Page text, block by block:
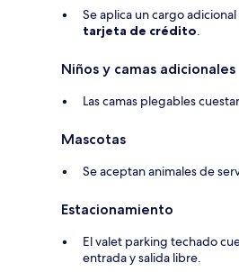
Se aplica un cargo
tarjeta de crédito.
Niños y camas adicionales
Las camas plegables
Mascotas
Se aceptan animales de
Estacionamiento
El valet parking techado
entrada y salida libre.